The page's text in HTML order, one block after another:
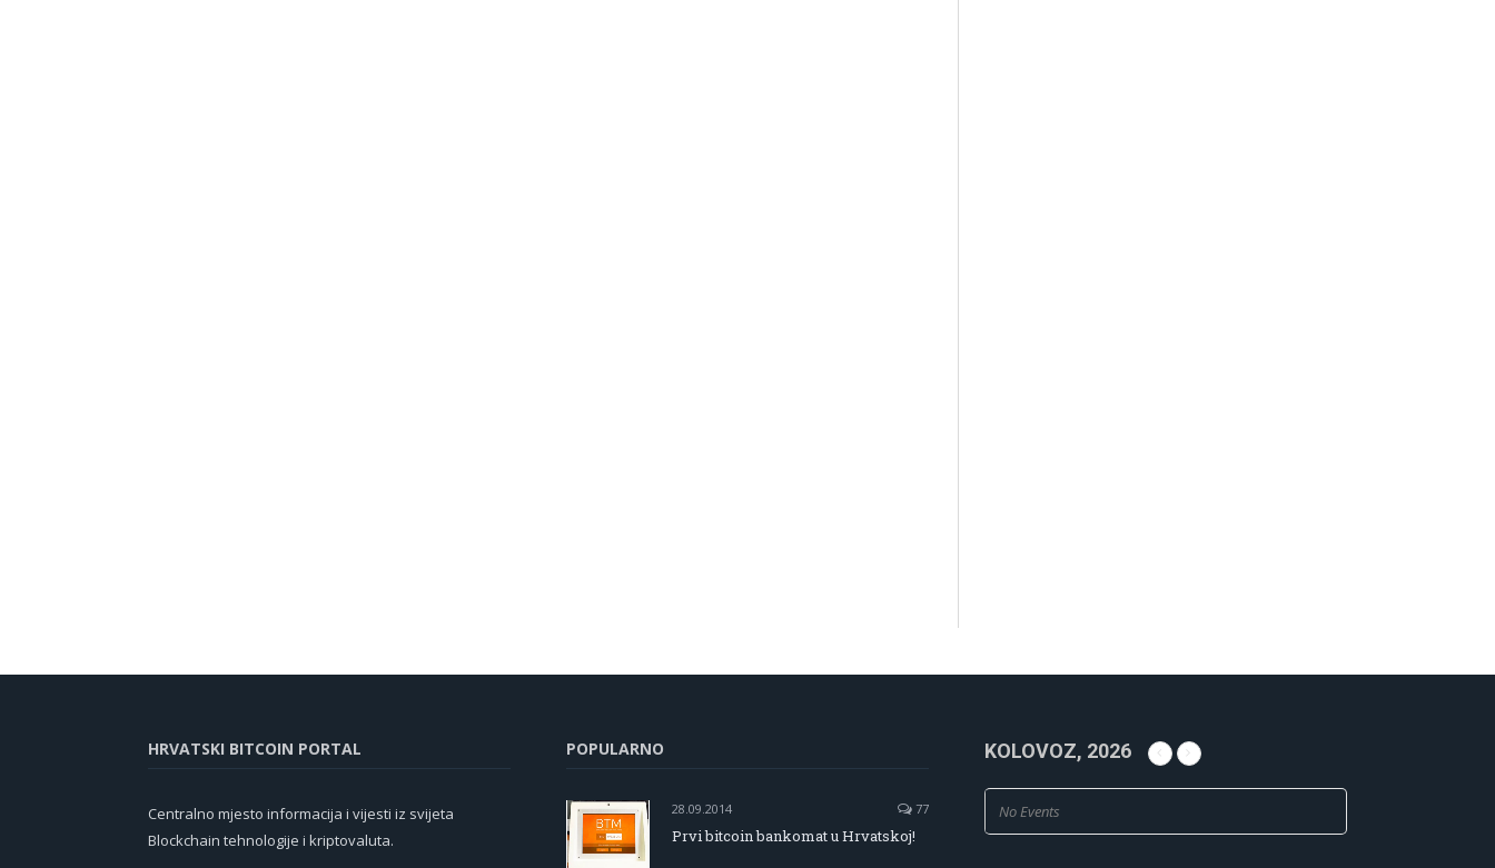
HRVATSKI BITCOIN PORTAL
Centralno mjesto informacija i vijesti iz svijeta
Blockchain tehnologije i kriptovaluta.
POPULARNO
28.09.2014 77
Prvi bitcoin bankomat u Hrvatskoj!
KOLOVOZ, 2026
No Events